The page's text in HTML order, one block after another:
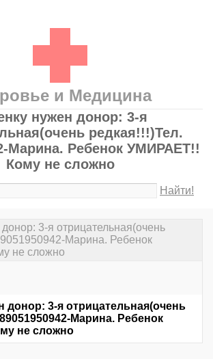
и Медицина
нужен донор: 3-я
редкая!!!)Тел.
Марина. Ребенок УМИРАЕТ!!
Кому не сложно
Найти!
3-я отрицательная(очень
Марина. Ребенок
не сложно
донор: 3-я отрицательная(очень
Марина. Ребенок
не сложно